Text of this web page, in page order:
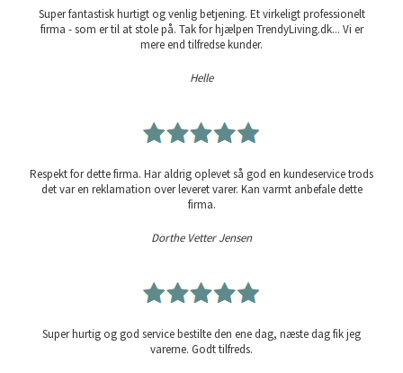
Super fantastisk hurtigt og venlig betjening. Et virkeligt professionelt
firma - som er til at stole på. Tak for hjælpen TrendyLiving.dk... Vi er
mere end tilfredse kunder.
Helle
Respekt for dette firma. Har aldrig oplevet så god en kundeservice trods
det var en reklamation over leveret varer. Kan varmt anbefale dette
firma.
Dorthe Vetter Jensen
Super hurtig og god service bestilte den ene dag, næste dag fik jeg
varerne. Godt tilfreds.